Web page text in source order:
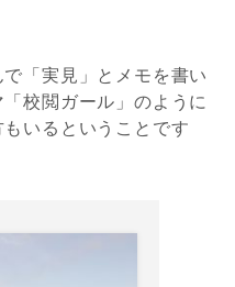
「実見」とメモを書い
校閲ガール」のように
いるということです